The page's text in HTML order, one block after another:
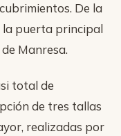
De la
puerta principal
Manresa.
total de
de tres tallas
realizadas por